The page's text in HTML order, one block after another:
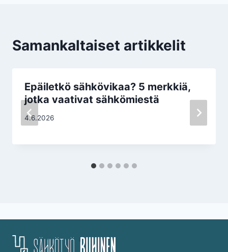
Samankaltaiset artikkelit
Epäiletkö sähkövikaa? 5 merkkiä,
jotka vaativat sähkömiestä
4.6.2026